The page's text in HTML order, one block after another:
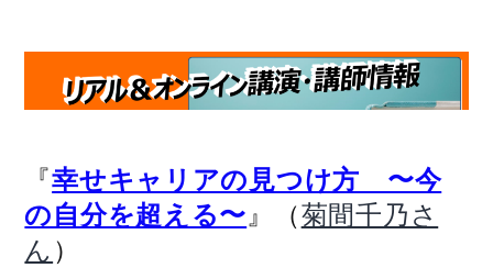
『幸せキャリアの見つけ方 〜今
の自分を超える〜 』（菊間千乃さ
ん ）